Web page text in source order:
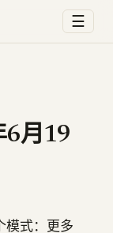
☰
6月19
模式：更多